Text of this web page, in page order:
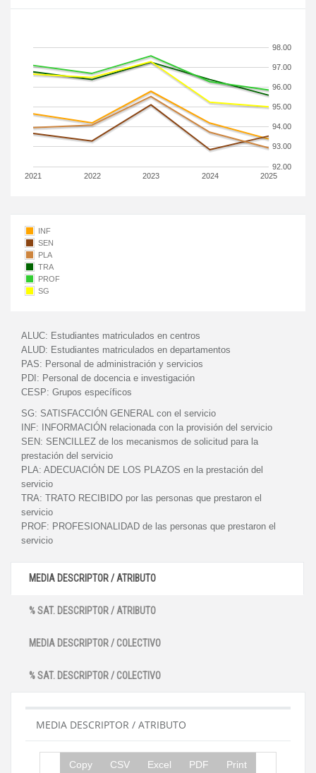
2021 2022 2023 2024 2025
92.00
93.00
94.00
95.00
96.00
97.00
98.00
INF
SEN
PLA
TRA
PROF
SG
ALUC: Estudiantes matriculados en centros
ALUD: Estudiantes matriculados en departamentos
PAS: Personal de administración y servicios
PDI: Personal de docencia e investigación
CESP: Grupos específicos
SG: SATISFACCIÓN GENERAL con el servicio
INF:
INFORMACIÓN relacionada con la provisión del servicio
SEN: SENCILLEZ de los mecanismos de solicitud para la
prestación del servicio
PLA: ADECUACIÓN DE LOS PLAZOS en la prestación del
servicio
TRA: TRATO RECIBIDO por las personas que prestaron el
servicio
PROF: PROFESIONALIDAD de las personas que prestaron el
servicio
MEDIA DESCRIPTOR / ATRIBUTO
% SAT. DESCRIPTOR / ATRIBUTO
MEDIA DESCRIPTOR / COLECTIVO
% SAT. DESCRIPTOR / COLECTIVO
MEDIA DESCRIPTOR / ATRIBUTO
Copy CSV Excel PDF Print